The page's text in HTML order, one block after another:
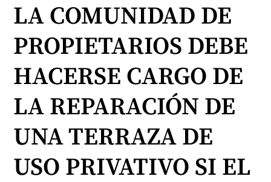
Startseite
Font Mora Sainz de Baranda
Dienste
Blog und Nachrichten
LA COMUNIDAD DE
PROPIETARIOS DEBE
HACERSE CARGO DE
LA REPARACIÓN DE
UNA TERRAZA DE
USO PRIVATIVO SI EL